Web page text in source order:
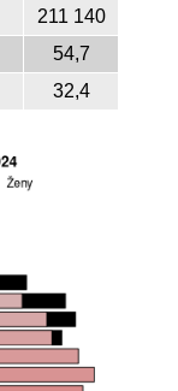
211 140
54,7
32,4